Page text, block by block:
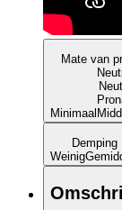
Mate van
Minimaal
Demping
Weinig